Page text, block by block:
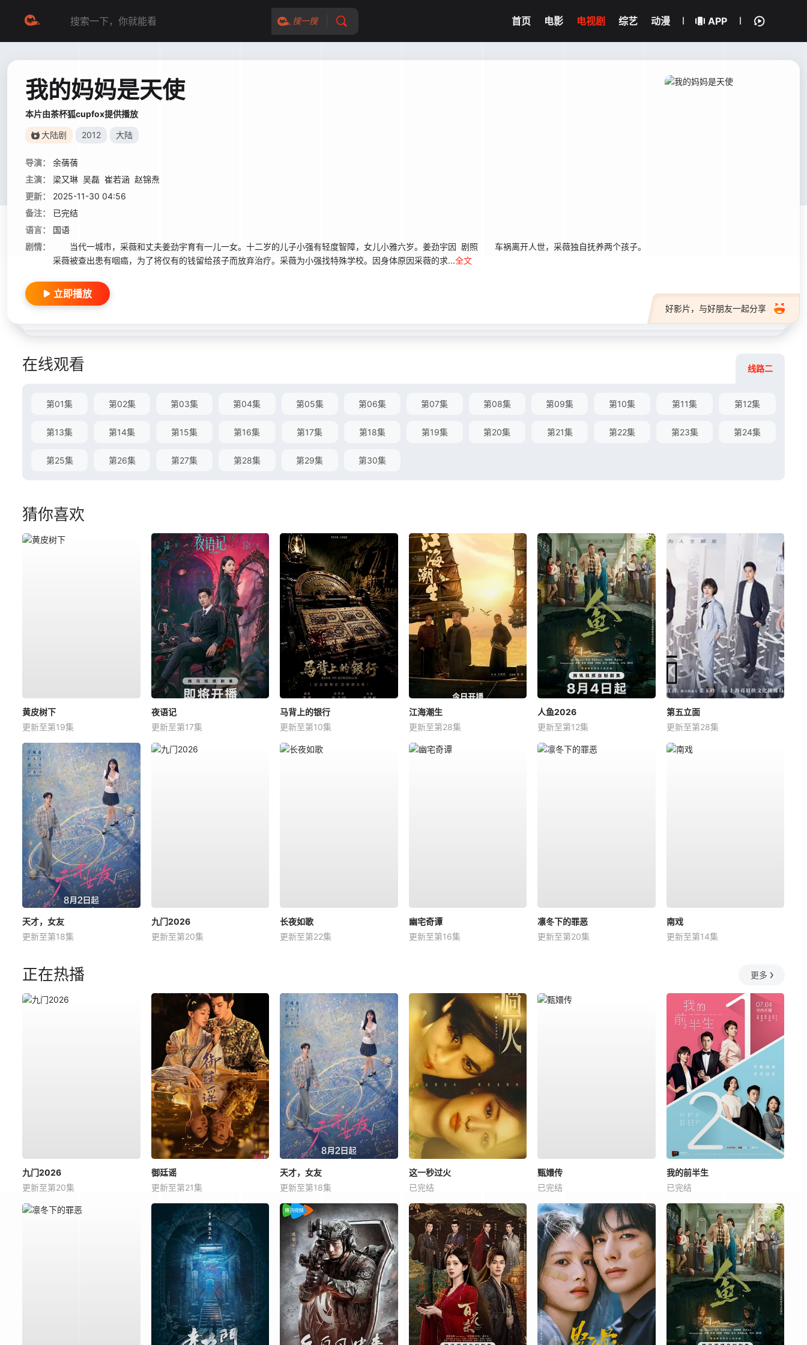
搜一搜 首页 电影 电视剧 综艺 动漫 APP
我的妈妈是天使
本片由茶杯狐cupfox提供播放
大陆剧 2012 大陆
导演：
余蒨蒨
主演：
梁又琳 吴磊 崔若涵 赵锦焘
更新：
2025-11-30 04:56
备注：
已完结
语言：
国语
剧情：
当代一城市，采薇和丈夫姜劲宇育有一儿一女。十二岁的儿子小强有轻度智障，女儿小雅六岁。姜劲宇因 剧照 车祸离开人世，采薇独自抚养两个孩子。
采薇被查出患有咽癌，为了将仅有的钱留给孩子而放弃治疗。采薇为小强找特殊学校。因身体原因采薇的求...全文
好影片，与好朋友一起分享
立即播放
在线观看 线路二
第01集 第02集 第03集 第04集 第05集 第06集 第07集 第08集 第09集 第10集 第11集 第12集
第13集 第14集 第15集 第16集 第17集 第18集 第19集 第20集 第21集 第22集 第23集 第24集
第25集 第26集 第27集 第28集 第29集 第30集
猜你喜欢
黄皮树下
更新至第19集
夜语记
更新至第17集
马背上的银行
更新至第10集
江海潮生
更新至第28集
人鱼2026
更新至第12集
第五立面
更新至第28集
天才，女友
更新至第18集
九门2026
更新至第20集
长夜如歌
更新至第22集
幽宅奇谭
更新至第16集
凛冬下的罪恶
更新至第20集
南戏
更新至第14集
正在热播 更多
九门2026
更新至第20集
御廷谣
更新至第21集
天才，女友
更新至第18集
这一秒过火
已完结
甄嬛传
已完结
我的前半生
已完结